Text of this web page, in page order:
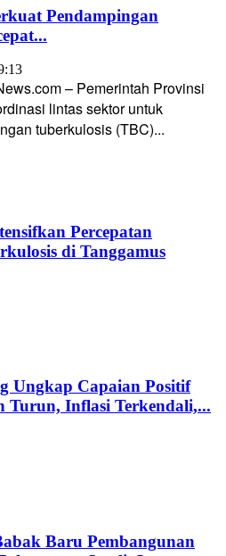
Pendampingan
– Pemerintah Provinsi
lintas sektor untuk
tuberkulosis (TBC)...
Percepatan
di Tanggamus
Ungkap Capaian Positif
Turun, Inflasi Terkendali,...
Baru Pembangunan